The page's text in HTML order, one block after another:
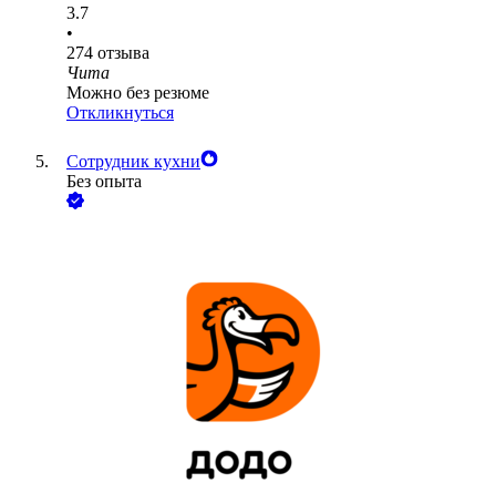
3.7
•
274 отзыва
Чита
Можно без резюме
Откликнуться
Сотрудник кухни
Без опыта